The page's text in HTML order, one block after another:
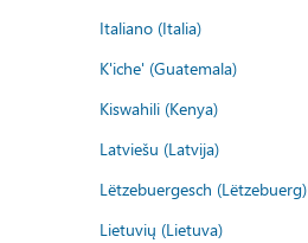
Italiano (Italia)
K'iche' (Guatemala)
Kiswahili (Kenya)
Latviešu (Latvija)
Lëtzebuergesch (Lëtzebuerg)
Lietuvių (Lietuva)